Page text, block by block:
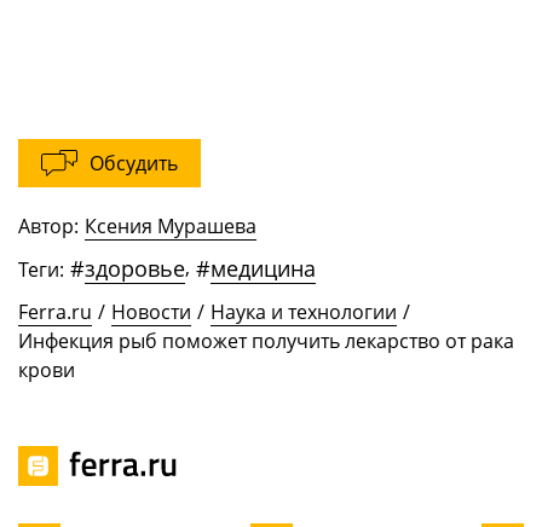
Обсудить
Автор: Ксения Мурашева
Теги: #здоровье, #медицина
Ferra.ru / Новости / Наука и технологии /
Инфекция рыб поможет получить лекарство от рака
крови